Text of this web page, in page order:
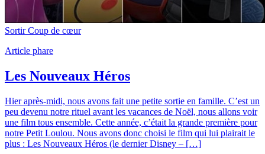
Sortir Coup de cœur
Article phare
Les Nouveaux Héros
Hier après-midi, nous avons fait une petite sortie en famille. C’est un
peu devenu notre rituel avant les vacances de Noël, nous allons voir
une film tous ensemble. Cette année, c’était la grande première pour
notre Petit Loulou. Nous avons donc choisi le film qui lui plairait le
plus : Les Nouveaux Héros (le dernier Disney – […]